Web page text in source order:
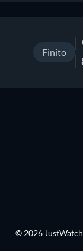
Finito
© 2026 JustWatch